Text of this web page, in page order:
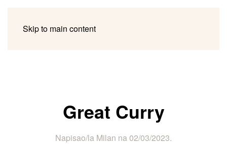
Skip to main content
Great Curry
Napisao/la Milan na02/03/2023.